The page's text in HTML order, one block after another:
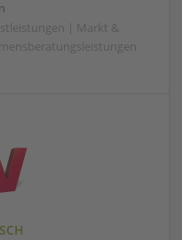
| Markt &